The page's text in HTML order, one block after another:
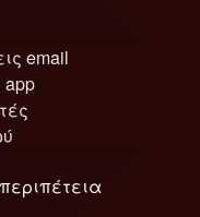
email